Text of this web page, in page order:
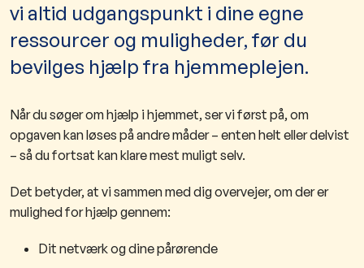
vi altid udgangspunkt i dine egne
ressourcer og muligheder, før du
bevilges hjælp fra hjemmeplejen.
Når du søger om hjælp i hjemmet, ser vi først på, om
opgaven kan løses på andre måder – enten helt eller delvist
– så du fortsat kan klare mest muligt selv.
Det betyder, at vi sammen med dig overvejer, om der er
mulighed for hjælp gennem:
Dit netværk og dine pårørende